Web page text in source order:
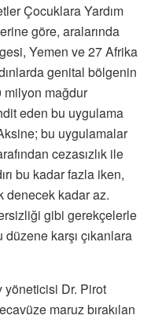
Çocuklara Yardım
göre, aralarında
Yemen ve 27 Afrika
genital bölgenin
milyon mağdur
eden bu uygulama
bu uygulamalar
cezasızlık ile
bu kadar fazla iken,
denecek kadar az.
gibi gerekçelerle
düzene karşı çıkanlara
yöneticisi Dr. Pirot
maruz bırakılan